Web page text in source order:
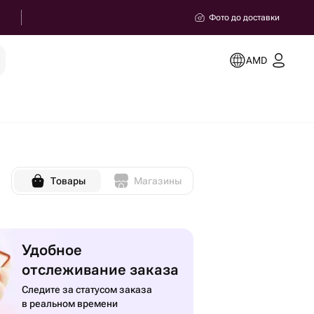
Фото до доставки
AMD
Товары Магазины
Удобное
отслеживание заказа
Следите за статусом заказа
в реальном времени